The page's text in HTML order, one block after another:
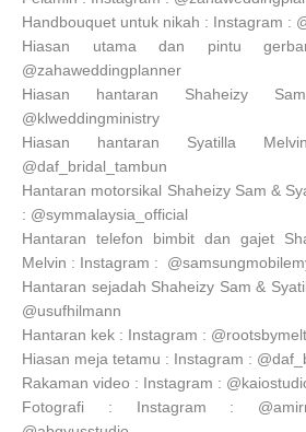
Handbouquet untuk nikah : Instagram :
Hiasan utama dan pintu
@zahaweddingplanner
Hiasan hantaran Shaheizy
@klweddingministry
Hiasan hantaran Syatilla
@daf_bridal_tambun
Hantaran motorsikal Shaheizy Sam &
: @symmalaysia_official
Hantaran telefon bimbit dan gajet
Melvin : Instagram :
Hantaran sejadah Shaheizy Sam &
@usufhilmann
Hantaran kek : Instagram :
Hiasan meja tetamu : Instagram :
Rakaman video : Instagram :
Fotografi : Instagram :